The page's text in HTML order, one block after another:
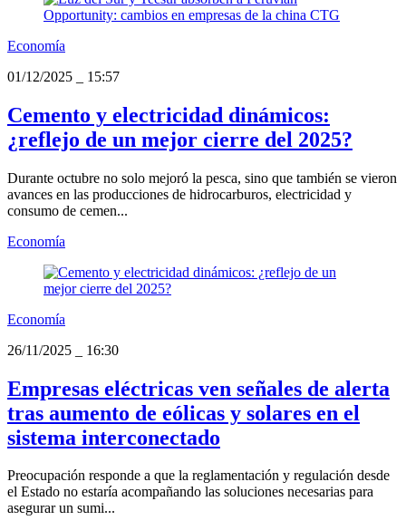
Economía
01/12/2025
15:57
Cemento y electricidad dinámicos:
¿reflejo de un mejor cierre del 2025?
Durante octubre no solo mejoró la pesca, sino que también se vieron
avances en las producciones de hidrocarburos, electricidad y
consumo de cemen...
Economía
Economía
26/11/2025
16:30
Empresas eléctricas ven señales de alerta
tras aumento de eólicas y solares en el
sistema interconectado
Preocupación responde a que la reglamentación y regulación desde
el Estado no estaría acompañando las soluciones necesarias para
asegurar un sumi...